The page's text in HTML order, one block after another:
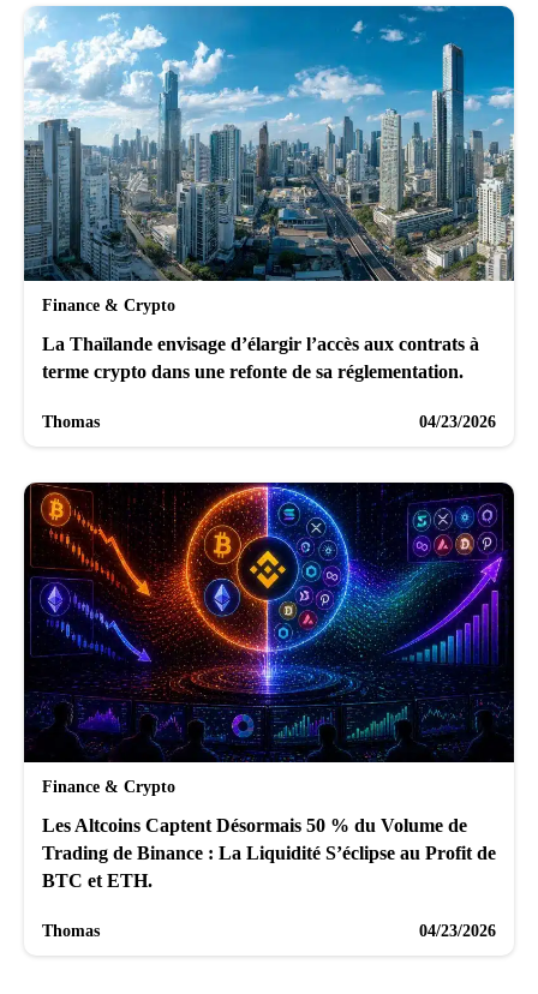
Finance & Crypto
La Thaïlande envisage d’élargir l’accès aux contrats à
terme crypto dans une refonte de sa réglementation.
Thomas 04/23/2026
Finance & Crypto
Les Altcoins Captent Désormais 50 % du Volume de
Trading de Binance : La Liquidité S’éclipse au Profit de
BTC et ETH.
Thomas 04/23/2026